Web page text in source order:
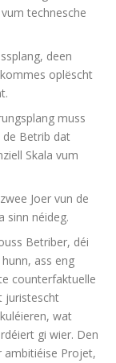
technesche
deen
oplëscht
muss
de Betrib dat
Skala vum
Joer vun de
sinn néideg.
Betriber, déi
ass eng
counterfaktuelle
juristescht
wat
gi wier. Den
ambitiéise Projet,